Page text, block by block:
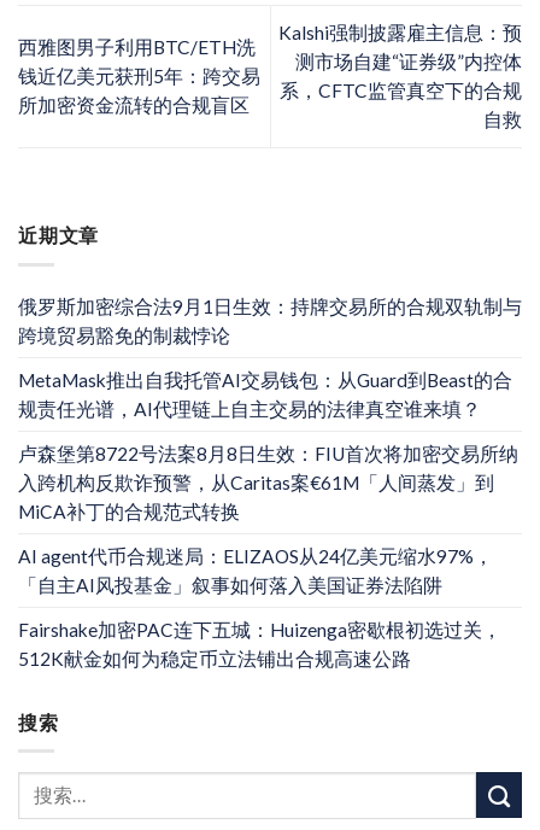
近期文章
俄罗斯加密综合法9月1日生效：持牌交易所的合规双轨制与
跨境贸易豁免的制裁悖论
MetaMask推出自我托管AI交易钱包：从Guard到Beast的合
规责任光谱，AI代理链上自主交易的法律真空谁来填？
卢森堡第8722号法案8月8日生效：FIU首次将加密交易所纳
入跨机构反欺诈预警，从Caritas案€61M「人间蒸发」到
MiCA补丁的合规范式转换
AI agent代币合规迷局：ELIZAOS从24亿美元缩水97%，
「自主AI风投基金」叙事如何落入美国证券法陷阱
Fairshake加密PAC连下五城：Huizenga密歇根初选过关，
512K献金如何为稳定币立法铺出合规高速公路
搜索
西雅图男子利用BTC/ETH洗
钱近亿美元获刑5年：跨交易
所加密资金流转的合规盲区
Kalshi强制披露雇主信息：预
测市场自建“证券级”内控体
系，CFTC监管真空下的合规
自救